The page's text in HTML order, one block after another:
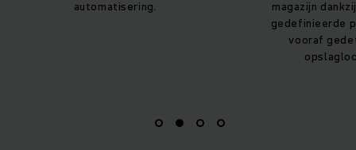
magazijn dankzij nauwkeurig
soepele